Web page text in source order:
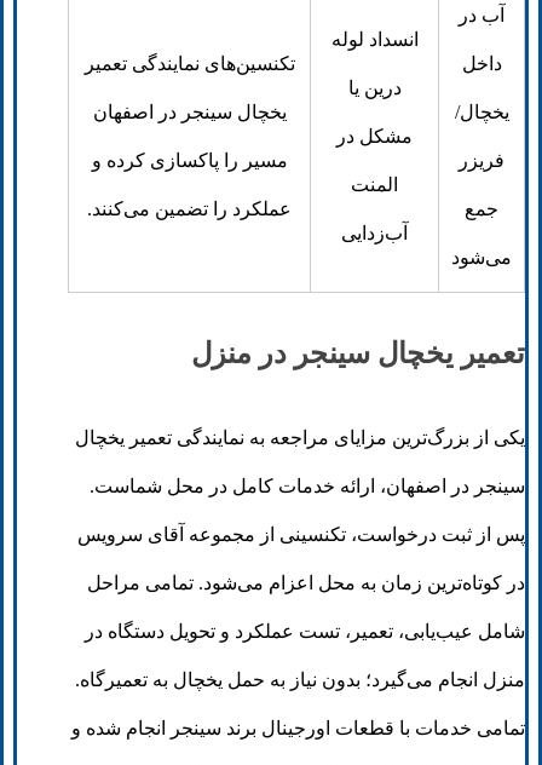
آب در
داخل
یخچال/
فریزر
جمع
می‌شود
انسداد لوله
درین یا
مشکل در
المنت
آب‌زدایی
تکنسین‌های نمایندگی تعمیر
یخچال سینجر در اصفهان
مسیر را پاکسازی کرده و
عملکرد را تضمین می‌کنند.
تعمیر یخچال سینجر در منزل
یکی از بزرگ‌ترین مزایای مراجعه به نمایندگی تعمیر یخچال
سینجر در اصفهان، ارائه خدمات کامل در محل شماست.
پس از ثبت درخواست، تکنسینی از مجموعه آقای سرویس
در کوتاه‌ترین زمان به محل اعزام می‌شود. تمامی مراحل
شامل عیب‌یابی، تعمیر، تست عملکرد و تحویل دستگاه در
منزل انجام می‌گیرد؛ بدون نیاز به حمل یخچال به تعمیرگاه.
تمامی خدمات با قطعات اورجینال برند سینجر انجام شده و